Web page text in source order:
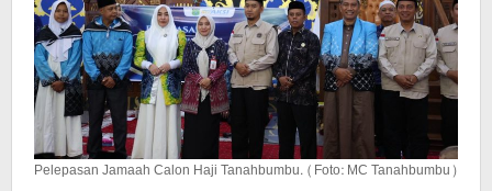
Pelepasan Jamaah Calon Haji Tanahbumbu. (Foto: MC Tanahbumbu)